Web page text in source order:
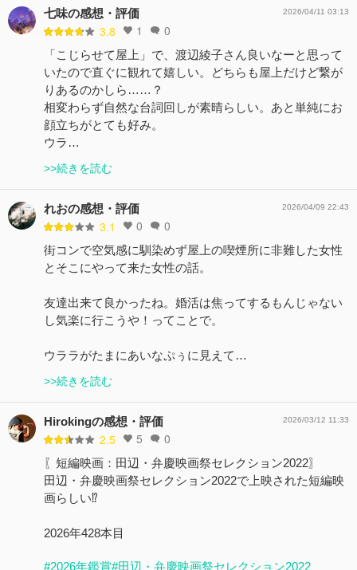
七味の感想・評価
3.8 1 0
2026/04/11 03:13
「こじらせて屋上」で、渡辺綾子さん良いなーと思って
いたので直ぐに観れて嬉しい。どちらも屋上だけど繋が
りあるのかしら……？
相変わらず自然な台詞回しが素晴らしい。あと単純にお
顔立ちがとても好み。
ウラ…
>>続きを読む
れおの感想・評価
3.1 0 0
2026/04/09 22:43
街コンで空気感に馴染めず屋上の喫煙所に非難した女性
とそこにやって来た女性の話。
友達出来て良かったね。婚活は焦ってするもんじゃない
し気楽に行こうや！ってことで。
ウララがたまにあいなぷぅに見えて…
>>続きを読む
Hirokingの感想・評価
2.5 5 0
2026/03/12 11:33
〖短編映画：田辺・弁慶映画祭セレクション2022〗
田辺・弁慶映画祭セレクション2022で上映された短編映
画らしい⁉️
2026年428本目
#2026年鑑賞#田辺・弁慶映画祭セレクション2022